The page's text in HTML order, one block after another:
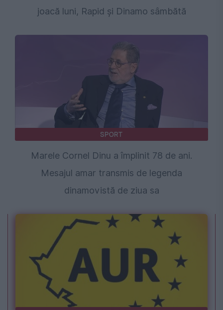
joacă luni, Rapid și Dinamo sâmbătă
SPORT
Marele Cornel Dinu a împlinit 78 de ani.
Mesajul amar transmis de legenda
dinamovistă de ziua sa